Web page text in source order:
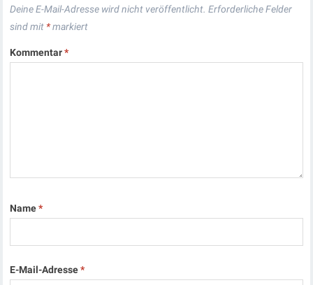
Deine E-Mail-Adresse wird nicht veröffentlicht. Erforderliche Felder
sind mit *markiert
Kommentar*
Name*
E-Mail-Adresse*